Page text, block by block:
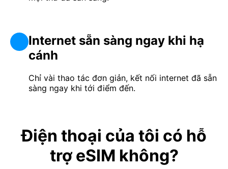
Internet sẵn sàng ngay khi hạ
cánh
Chỉ vài thao tác đơn giản, kết nối internet đã sẵn
sàng ngay khi tới điểm đến.
Điện thoại của tôi có hỗ
trợ eSIM không?